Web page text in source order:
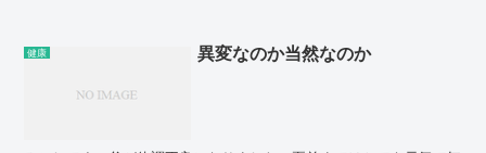
健康 異変なのか当然なのか